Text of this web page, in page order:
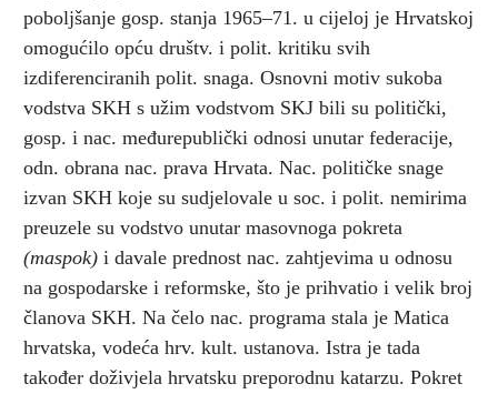
poboljšanje gosp. stanja 1965–71. u cijeloj je Hrvatskoj
omogućilo opću društv. i polit. kritiku svih
izdiferenciranih polit. snaga. Osnovni motiv sukoba
vodstva SKH s užim vodstvom SKJ bili su politički,
gosp. i nac. međurepublički odnosi unutar federacije,
odn. obrana nac. prava Hrvata. Nac. političke snage
izvan SKH koje su sudjelovale u soc. i polit. nemirima
preuzele su vodstvo unutar masovnoga pokreta
(maspok) i davale prednost nac. zahtjevima u odnosu
na gospodarske i reformske, što je prihvatio i velik broj
članova SKH. Na čelo nac. programa stala je Matica
hrvatska, vodeća hrv. kult. ustanova. Istra je tada
također doživjela hrvatsku preporodnu katarzu. Pokret